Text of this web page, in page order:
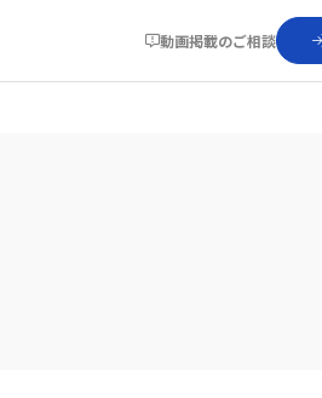
動画掲載のご相談